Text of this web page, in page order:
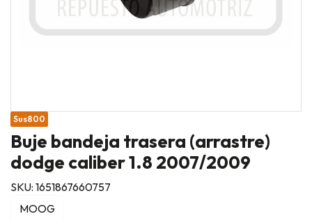
Sus800
Buje bandeja trasera (arrastre)
dodge caliber 1.8 2007/2009
SKU: 1651867660757
MOOG